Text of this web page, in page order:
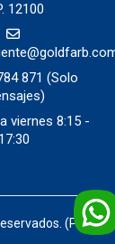
12100
871 (Solo
viernes 8:15 -
17:30
(Prod)